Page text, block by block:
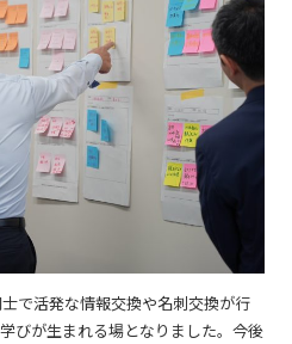
で活発な情報交換や名刺交換が行
びが生まれる場となりました。今後